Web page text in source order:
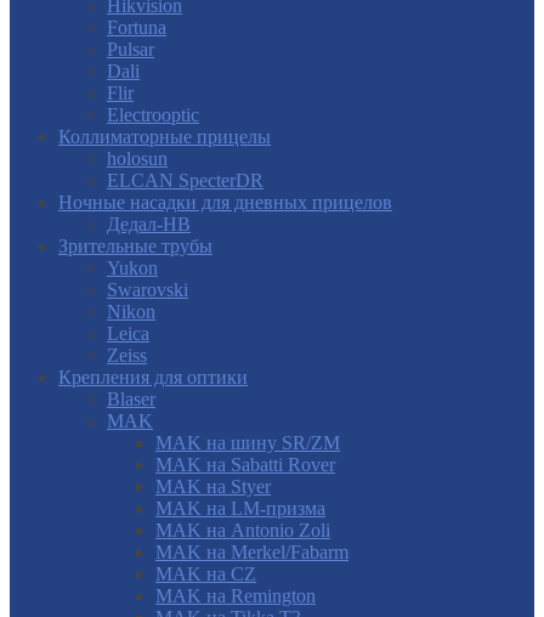
Hikvision
Fortuna
Pulsar
Dali
Flir
Electrooptic
Коллиматорные прицелы
holosun
ELCAN SpecterDR
Ночные насадки для дневных прицелов
Дедал-НВ
Зрительные трубы
Yukon
Swarovski
Nikon
Leica
Zeiss
Крепления для оптики
Blaser
MAK
MAK на шину SR/ZM
MAK на Sabatti Rover
MAK на Styer
MAK на LM-призма
MAK на Antonio Zoli
MAK на Merkel/Fabarm
MAK на CZ
MAK на Remington